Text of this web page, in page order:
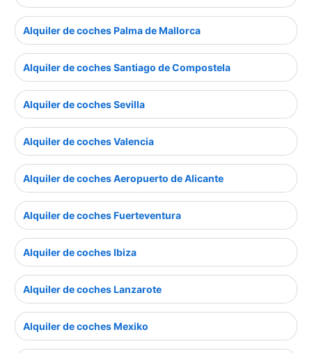
Alquiler de coches Palma de Mallorca
Alquiler de coches Santiago de Compostela
Alquiler de coches Sevilla
Alquiler de coches Valencia
Alquiler de coches Aeropuerto de Alicante
Alquiler de coches Fuerteventura
Alquiler de coches Ibiza
Alquiler de coches Lanzarote
Alquiler de coches Mexiko